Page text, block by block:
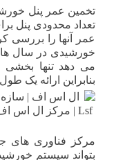
تخمین عمر پنل
تعداد محدودی پنل
عمر آنها را بررسی
بنابراین ارائه یک